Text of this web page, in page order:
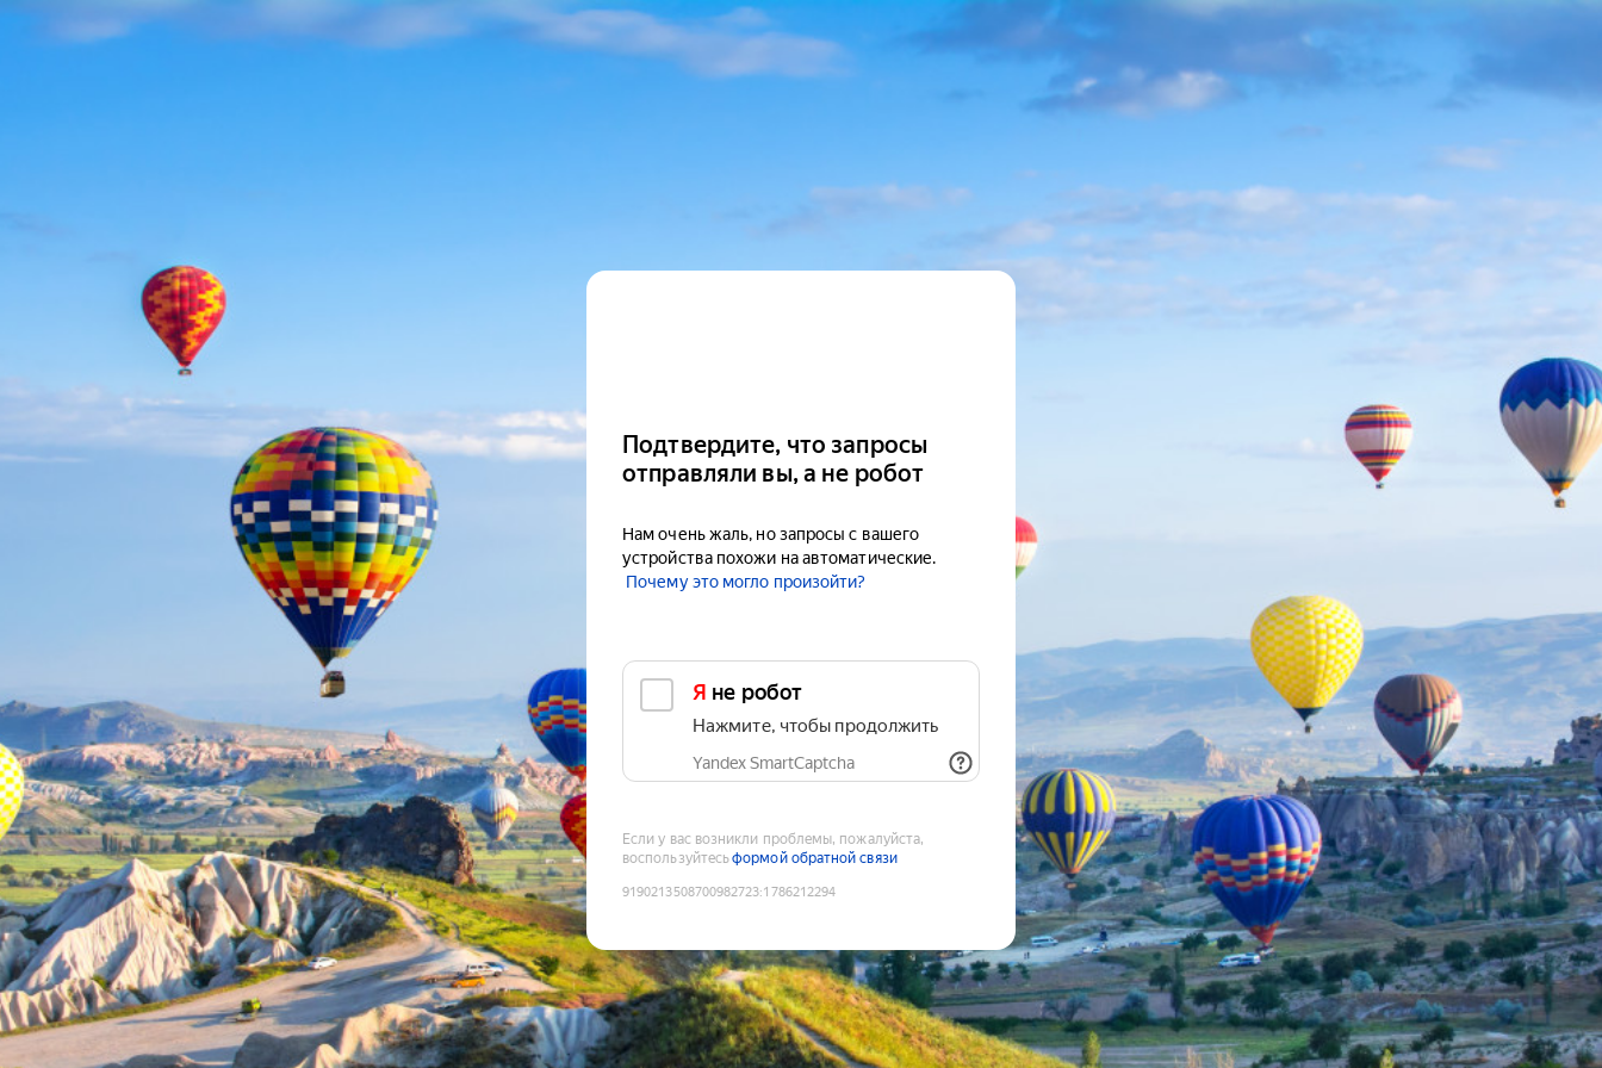
Подтвердите, что запросы
отправляли вы, а не робот
Нам очень жаль, но запросы с вашего
устройства похожи на автоматические.
Почему это могло произойти?
Я не робот
Нажмите, чтобы продолжить
Yandex SmartCaptcha
Если у вас возникли проблемы, пожалуйста,
воспользуйтесьформой обратной связи
9190213508700982723:1786212294